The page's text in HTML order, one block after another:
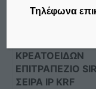
ΚΡΕΑΤΟΕΙΔΩΝ
ΕΠΙΤΡΑΠΕΖΙΟ
ΣΕΙΡΑ IP KRF
να
επιλεγούν
στη
Τηλέφωνα